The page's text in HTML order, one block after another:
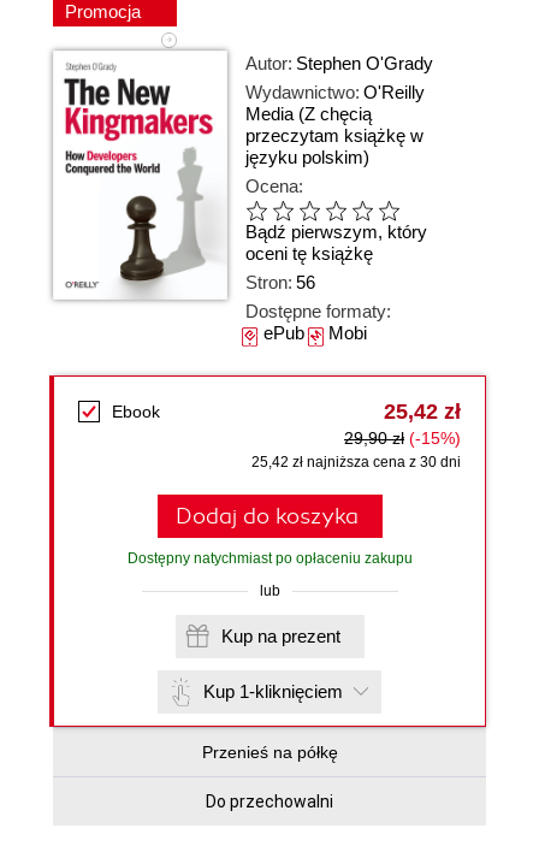
Promocja
Autor: Stephen O'Grady
Wydawnictwo: O'Reilly
Media (Z chęcią
przeczytam książkę w
języku polskim)
Ocena:
Bądź pierwszym, który
oceni tę książkę
Stron: 56
Dostępne formaty:
ePubMobi
Ebook 25,42 zł
29,90 zł (-15%)
25,42 zł najniższa cena z 30 dni
Dodaj do koszyka
Dostępny natychmiast po opłaceniu zakupu
lub
Kup na prezent
Kup 1-kliknięciem
Przenieś na półkę
Do przechowalni